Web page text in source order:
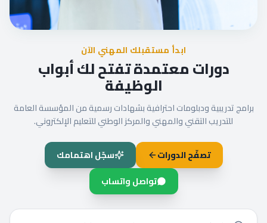
ابدأ مستقبلك المهني الآن
دورات معتمدة تفتح لك أبواب
الوظيفة
برامج تدريبية ودبلومات احترافية بشهادات رسمية من المؤسسة العامة
للتدريب التقني والمهني والمركز الوطني للتعليم الإلكتروني.
تصفّح الدورات
سجّل اهتمامك
تواصل واتساب